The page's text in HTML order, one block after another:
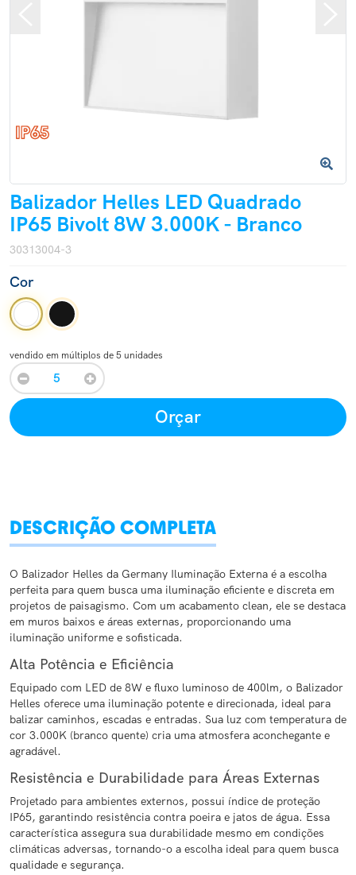
Balizador Helles LED Quadrado
IP65 Bivolt 8W 3.000K - Branco
30313004-3
Cor
vendido em múltiplos de 5 unidades
Orçar
DESCRIÇÃO COMPLETA
O Balizador Helles da Germany Iluminação Externa é a escolha
perfeita para quem busca uma iluminação eficiente e discreta em
projetos de paisagismo. Com um acabamento clean, ele se destaca
em muros baixos e áreas externas, proporcionando uma
iluminação uniforme e sofisticada.
Alta Potência e Eficiência
Equipado com LED de 8W e fluxo luminoso de 400lm, o Balizador
Helles oferece uma iluminação potente e direcionada, ideal para
balizar caminhos, escadas e entradas. Sua luz com temperatura de
cor 3.000K (branco quente) cria uma atmosfera aconchegante e
agradável.
Resistência e Durabilidade para Áreas Externas
Projetado para ambientes externos, possui índice de proteção
IP65, garantindo resistência contra poeira e jatos de água. Essa
característica assegura sua durabilidade mesmo em condições
climáticas adversas, tornando-o a escolha ideal para quem busca
qualidade e segurança.